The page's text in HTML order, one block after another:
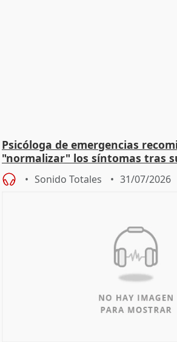
Psicóloga de emergencias
"normalizar" los síntomas tras
Sonido Totales 31/07/2026